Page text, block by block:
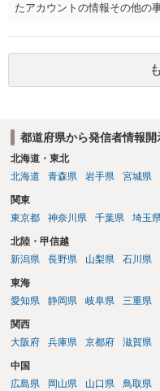
たアカウントの情報その他の
貴殿が投稿した事実を認めて
しまったのではないでしょう
第ですので何とも言えません
く、ここで詳細を明らかにす
都道府県から発信者情報
北海道・東北
北海道
青森県 岩手県 宮城県
関東
東京都
神奈川県 千葉県 埼玉
北陸・甲信越
新潟県
長野県 山梨県 石川県
東海
愛知県
静岡県 岐阜県 三重県
関西
大阪府
兵庫県 京都府 滋賀県
中国
広島県
岡山県 山口県 鳥取県